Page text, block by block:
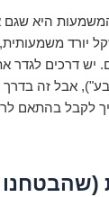
היא שגם
יורד משמעותית,
דרכים לגדר
אבל זה בדרך
לקבל בהתאם
(שהבטחנו